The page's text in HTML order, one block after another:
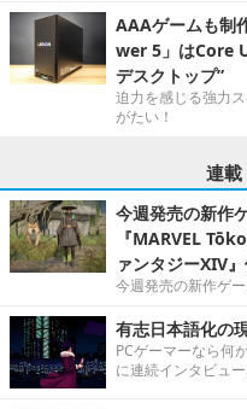
AAAゲームも制
wer 5」はCore
デスクトップ”
迫力を感じる強力
がたい！
連載
今週発売の新作
『MARVEL
ァンタジーXIV
今週発売の新作ゲー
有志日本語化の
PCゲーマーなら何
に連続インタビュー